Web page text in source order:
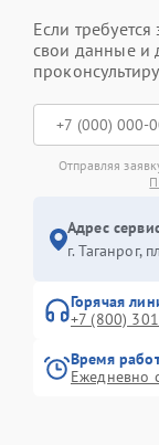
Если требуется
свои данные и
Отправляя
Адрес
г. Таганрог,
Горячая
+7 (800)
Время
Ежедневно